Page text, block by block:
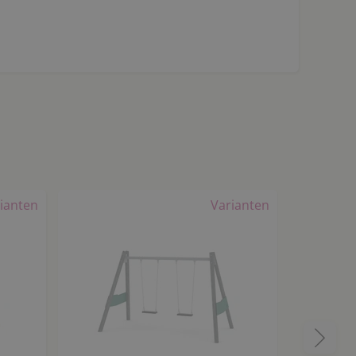
Varianten